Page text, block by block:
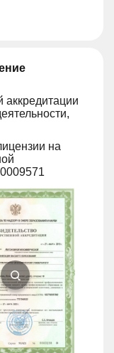
аккредитации
на